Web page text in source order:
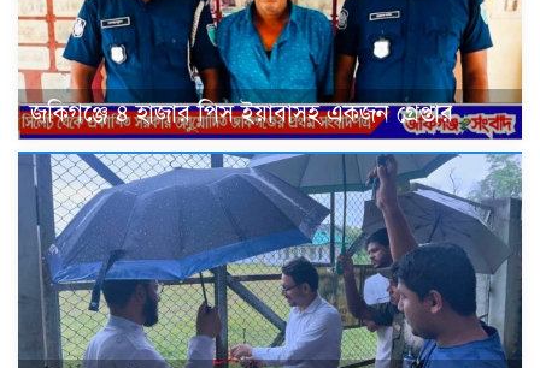
জকিগঞ্জে ৪ হাজার পিস ইয়াবাসহ একজন গ্রেপ্তার